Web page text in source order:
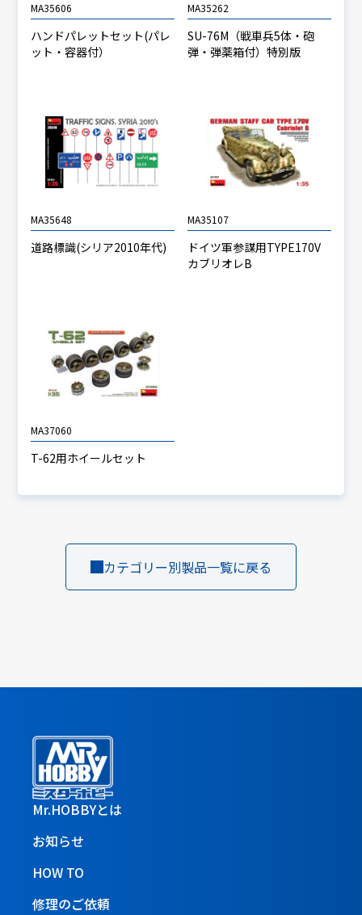
MA35606
ハンドパレットセット(パレ
ット・容器付）
MA35262
SU-76M（戦車兵5体・砲
弾・弾薬箱付）特別版
MA35648
道路標識(シリア2010年代)
MA35107
ドイツ軍参謀用TYPE170V
カブリオレB
MA37060
T-62用ホイールセット
カテゴリー別製品一覧に戻る
Mr.HOBBYとは
お知らせ
HOW TO
修理のご依頼